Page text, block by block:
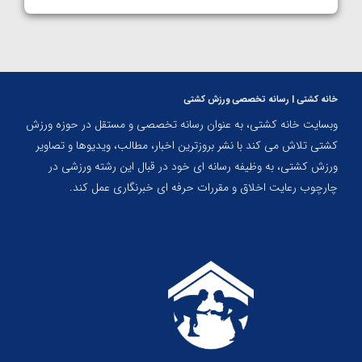
خانه کشتی | رسانه تخصصی ورزش کشتی
وبسایت خانه کشتی، به عنوان رسانه تخصصی و مستقل در حوزه ورزش
کشتی تلاش می کند با نشر بروزترین اخبار، مطالب، ویدیوها و تصاویر
ورزش کشتی، به وظیفه رسانه ای خود در قبال این رشته ورزشی در
چارچوب رعایت اخلاق و مقررات حرفه ای خبرنگاری عمل کند.